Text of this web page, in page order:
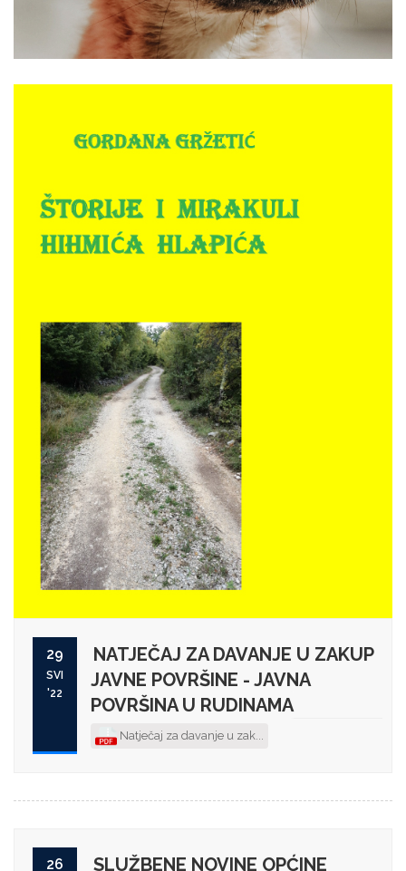
29
SVI
'22
NATJEČAJ ZA DAVANJE U ZAKUP
JAVNE POVRŠINE - JAVNA
POVRŠINA U RUDINAMA
Natječaj za davanje u zak...
26
SLUŽBENE NOVINE OPĆINE